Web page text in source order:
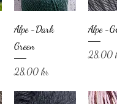
Alpe -Dark
Green
Pris
28,00 kr
Alpe -
Pris
28,00